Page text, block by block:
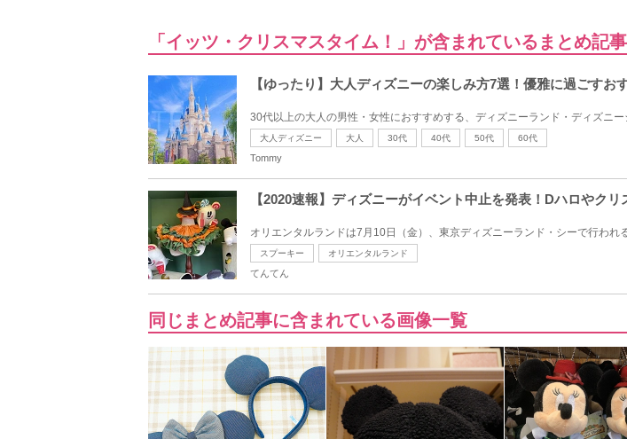
「イッツ・クリスマスタイム！」が含まれているまとめ記
【ゆったり】大人ディズニーの楽しみ方7選！優雅に過ごすお
30代以上の大人の男性・女性におすすめする、ディズニーランド・ディズニ
大人ディズニー 大人 30代 40代 50代 60代
Tommy
【2020速報】ディズニーがイベント中止を発表！Dハロやク
オリエンタルランドは7月10日（金）、東京ディズニーランド・シーで行われ
スプーキー オリエンタルランド
てんてん
同じまとめ記事に含まれている画像一覧